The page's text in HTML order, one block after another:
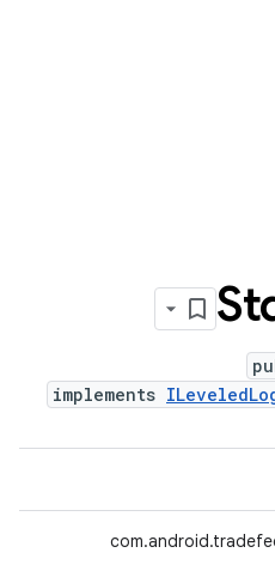
implements